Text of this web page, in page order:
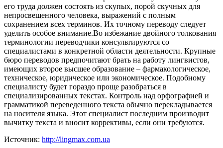
его труда должен состоять из скупых, порой скучных для
непросвещенного человека, выражений с полным
сохранением всех терминов. Их точному переводу следует
уделить особое внимание.Во избежание двойного толкования
терминологии переводчики консультируются со
специалистами в конкретной области деятельности. Крупные
бюро переводов предпочитают брать на работу лингвистов,
имеющих второе высшее образование – фармакологическое,
техническое, юридическое или экономическое. Подобному
специалисту будет гораздо проще разобраться в
специализированных текстах. Контроль над орфографией и
грамматикой переведенного текста обычно перекладывается
на носителя языка. Этот специалист последним производит
вычитку текста и вносит коррективы, если они требуются.
Источник: http://lingmax.com.ua